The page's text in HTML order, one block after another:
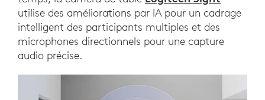
utilise des améliorations par IA pour un cadrage
intelligent des participants multiples et des
microphones directionnels pour une capture
audio précise.